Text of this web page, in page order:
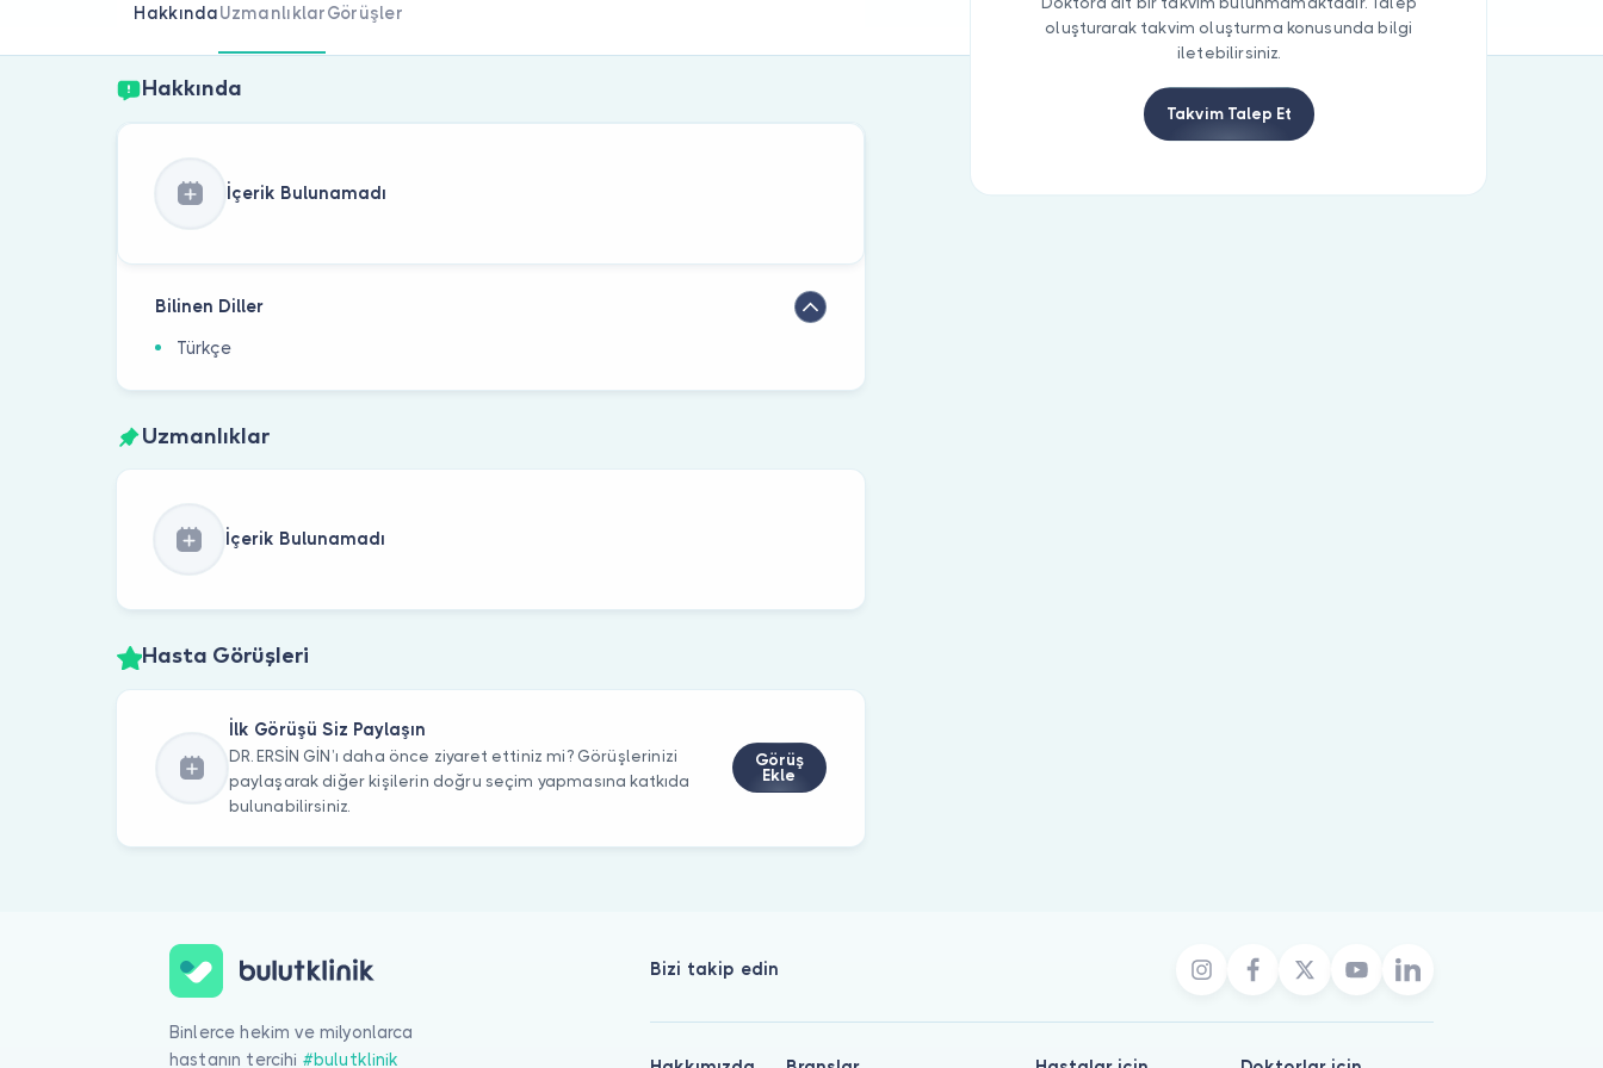
HakkındaUzmanlıklarGörüşler
Hakkında
İçerik Bulunamadı
Bilinen Diller
Türkçe
Uzmanlıklar
İçerik Bulunamadı
Hasta Görüşleri
İlk Görüşü Siz Paylaşın
DR. ERSİN GİN’ı daha önce ziyaret ettiniz mi? Görüşlerinizi
paylaşarak diğer kişilerin doğru seçim yapmasına katkıda
bulunabilirsiniz.
Görüş
Ekle
Doktora ait bir takvim bulunmamaktadır. Talep
oluşturarak takvim oluşturma konusunda bilgi
iletebilirsiniz.
Takvim Talep Et
Binlerce hekim ve milyonlarca
hastanın tercihi #bulutklinik
Bizi takip edin